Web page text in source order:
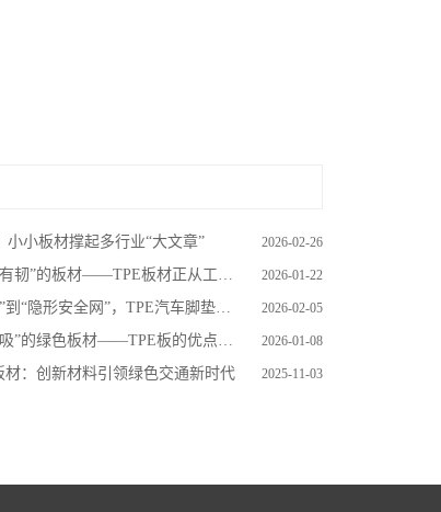
小小板材撑起多行业“大文章” 2026-02-26
”的板材——TPE板材正从工厂走进生活 2026-01-22
安全网”，TPE汽车脚垫正在悄悄改变你的车内生活 2026-02-05
”的绿色板材——TPE板的优点与作用 2026-01-08
材：创新材料引领绿色交通新时代 2025-11-03